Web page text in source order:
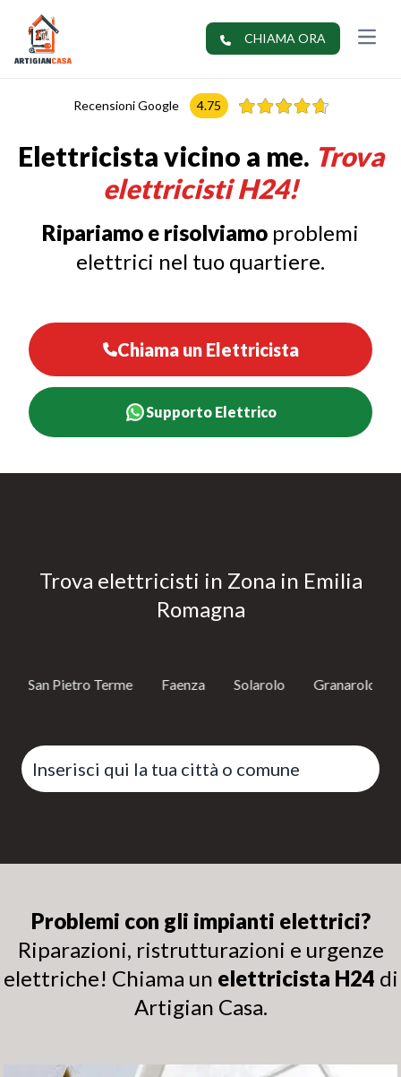
Recensioni Google 4.75
CHIAMA ORA apri
Elettricista vicino a me. Trova
elettricisti H24!
Ripariamo e risolviamo problemi
elettrici nel tuo quartiere.
Chiama un Elettricista
Supporto Elettrico
Trova elettricisti in Zona in Emilia
Romagna
San Pietro Terme Faenza Solarolo Granarolo
Problemi con gli impianti elettrici?
Riparazioni, ristrutturazioni e urgenze
elettriche! Chiama un elettricista H24 di
Artigian Casa.